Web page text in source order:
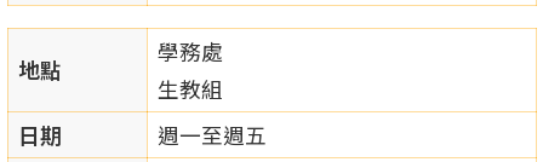
地點
學務處
生教組
日期
週一至週五